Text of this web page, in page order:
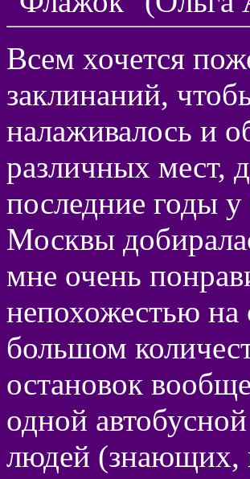
Всем хочется
заклинаний,
налаживалось и
различных мест,
последние годы
Москвы
мне очень
непохожестью
большом
остановок
одной
людей (знающих,